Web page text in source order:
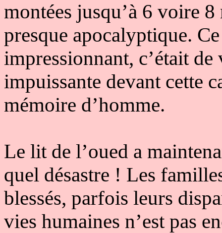
montées jusqu’à 6 voire
presque apocalyptique.
impressionnant, c’était
impuissante devant cette
mémoire d’homme.
Le lit de l’oued a
quel désastre ! Les
blessés, parfois leurs
vies humaines n’est pas